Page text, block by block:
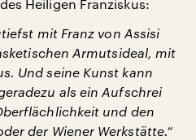
Heiligen Franziskus:
mit Franz von Assisi
Armutsideal, mit
Und seine Kunst kann
als ein Aufschrei
und den
der Wiener Werkstätte.“